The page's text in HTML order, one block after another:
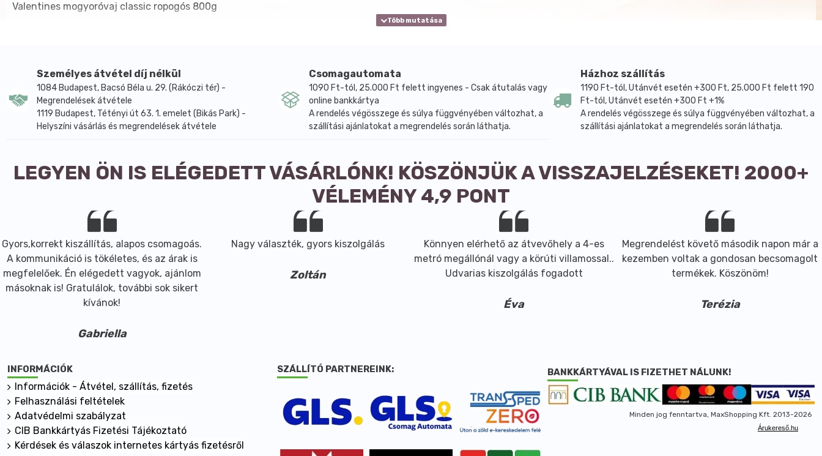
Valentines mogyoróvaj classic ropogós 800g
Személyes átvétel díj nélkül
1084 Budapest, Bacsó Béla u. 29. (Rákóczi tér) -
Megrendelések átvétele
1119 Budapest, Tétényi út 63. 1. emelet (Bikás Park) -
Helyszíni vásárlás és megrendelések átvétele
Csomagautomata
1090 Ft-tól, 25.000 Ft felett ingyenes - Csak átutalás vagy
online bankkártya
A rendelés végösszege és súlya függvényében változhat, a
szállítási ajánlatokat a megrendelés során láthatja.
Házhoz szállítás
1190 Ft-tól, Utánvét esetén +300 Ft, 25.000 Ft felett 190
Ft-tól, Utánvét esetén +300 Ft +1%
A rendelés végösszege és súlya függvényében változhat, a
szállítási ajánlatokat a megrendelés során láthatja.
LEGYEN ÖN IS ELÉGEDETT VÁSÁRLÓNK! KÖSZÖNJÜK A VISSZAJELZÉSEKET! 2000+
VÉLEMÉNY 4,9 PONT
Gyors,korrekt kiszállítás, alapos csomagoás.
A kommunikáció is tökéletes, és az árak is
megfelelőek. Én elégedett vagyok, ajánlom
másoknak is! Gratulálok, további sok sikert
kívánok!
Gabriella
Nagy választék, gyors kiszolgálás
Zoltán
Könnyen elérhető az átvevőhely a 4-es
metró megállónál vagy a körúti villamossal..
Udvarias kiszolgálás fogadott
Éva
Megrendelést követő második napon már a
kezemben voltak a gondosan becsomagolt
termékek. Köszönöm!
Terézia
INFORMÁCIÓK
Információk - Átvétel, szállítás, fizetés
Felhasználási feltételek
Adatvédelmi szabályzat
CIB Bankkártyás Fizetési Tájékoztató
Kérdések és válaszok internetes kártyás fizetésről
SZÁLLÍTÓ PARTNEREINK: BANKKÁRTYÁVAL IS FIZETHET NÁLUNK!
Minden jog fenntartva, MaxShopping Kft. 2013-2026
Árukereső.hu